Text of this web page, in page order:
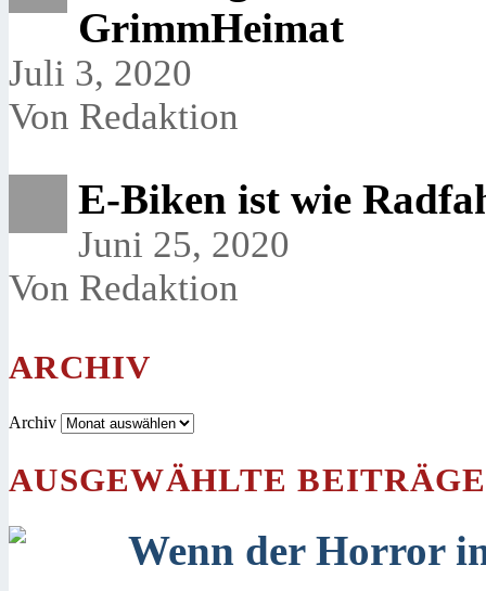
GrimmHeimat
Juli 3, 2020
Von Redaktion
E-Biken ist wie
Juni 25, 2020
Von Redaktion
ARCHIV
Archiv
AUSGEWÄHLTE BEITRÄGE
Wenn der Horror